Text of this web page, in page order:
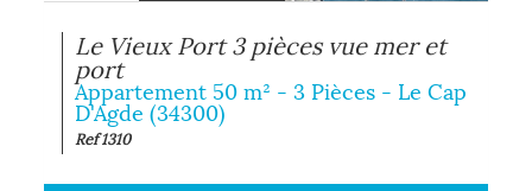
Le Vieux Port 3 pièces vue mer et
port
Appartement 50 m² - 3 Pièces - Le Cap
D'Agde (34300)
Ref 1310